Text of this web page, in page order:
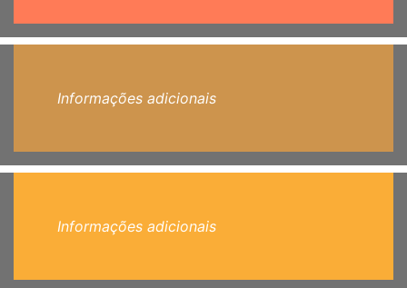
Informações adicionais
Informações adicionais